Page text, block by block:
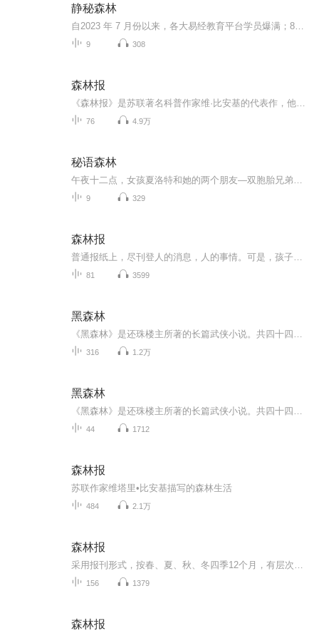
静秘森林
9 308
森林报
76 4.9万
秘语森林
9 329
森林报
81 3599
黑森林
316 1.2万
黑森林
44 1712
森林报
苏联作家维塔里•比安基描写的森林生活
484 2.1万
森林报
156 1379
森林报